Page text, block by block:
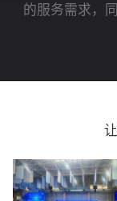
的服务需求，